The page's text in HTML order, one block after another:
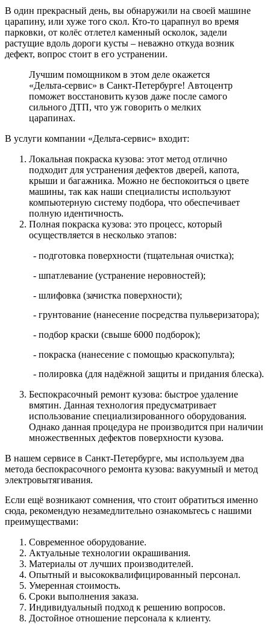
В один прекрасный день, вы обнаружили на своей машине
царапину, или хуже того скол. Кто-то царапнул во время
парковки, от колёс отлетел каменный осколок, задели
растущие вдоль дороги кусты – неважно откуда возник
дефект, вопрос стоит в его устранении.
Лучшим помощником в этом деле окажется
«Дельта-сервис» в Санкт-Петербурге! Автоцентр
поможет восстановить кузов даже после самого
сильного ДТП, что уж говорить о мелких
царапинах.
В услуги компании «Дельта-сервис» входит:
Локальная покраска кузова: этот метод отлично
подходит для устранения дефектов дверей, капота,
крыши и багажника. Можно не беспокоиться о цвете
машины, так как наши специалисты используют
компьютерную систему подбора, что обеспечивает
полную идентичность.
Полная покраска кузова: это процесс, который
осуществляется в несколько этапов:
- подготовка поверхности (тщательная очистка);
- шпатлевание (устранение неровностей);
- шлифовка (зачистка поверхности);
- грунтование (нанесение посредства пульверизатора);
- подбор краски (свыше 6000 подборок);
- покраска (нанесение с помощью краскопульта);
- полировка (для надёжной защиты и придания блеска).
Беспокрасочный ремонт кузова: быстрое удаление
вмятин. Данная технология предусматривает
использование специализированного оборудования.
Однако данная процедура не производится при наличии
множественных дефектов поверхности кузова.
В нашем сервисе в Санкт-Петербурге, мы используем два
метода беспокрасочного ремонта кузова: вакуумный и метод
электровытягивания.
Если ещё возникают сомнения, что стоит обратиться именно
сюда, рекомендую незамедлительно ознакомьтесь с нашими
преимуществами:
Современное оборудование.
Актуальные технологии окрашивания.
Материалы от лучших производителей.
Опытный и высококвалифицированный персонал.
Умеренная стоимость.
Сроки выполнения заказа.
Индивидуальный подход к решению вопросов.
Достойное отношение персонала к клиенту.